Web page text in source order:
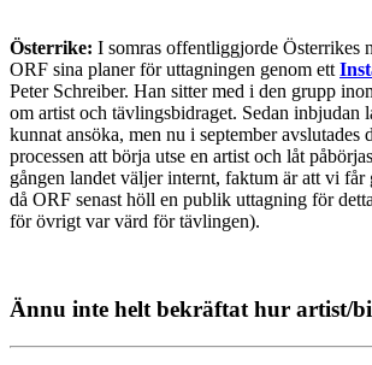
Österrike: I somras offentliggjorde Österrikes
ORF sina planer för uttagningen genom ett
Peter Schreiber. Han sitter med i den grupp
om artist och tävlingsbidraget. Sedan inbjudan
kunnat ansöka, men nu i september avslutades
processen att börja utse en artist och låt
gången landet väljer internt, faktum är att vi
då ORF senast höll en publik uttagning för
för övrigt var värd för tävlingen).
Ännu inte helt bekräftat hur artist/